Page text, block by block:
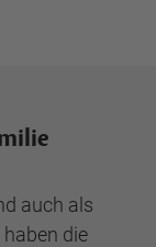
auch als
die